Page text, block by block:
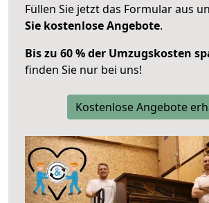
Füllen Sie jetzt das Formular aus
Sie kostenlose Angebote.
Bis zu 60 % der Umzugskosten
finden Sie nur bei uns!
Kostenlose Angebote